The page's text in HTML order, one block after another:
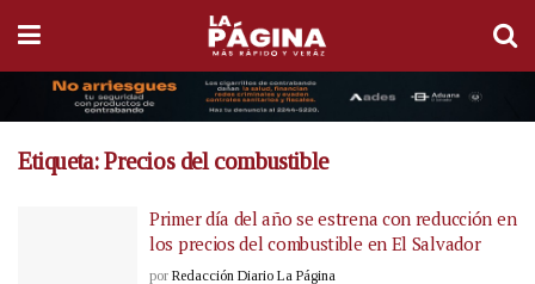
Etiqueta:Precios del combustible
Primer día del año se estrena con reducción en
los precios del combustible en El Salvador
por Redacción Diario La Página